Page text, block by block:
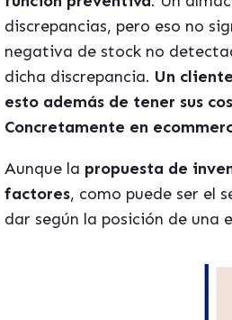
discrepancias, pero eso no
negativa de stock no
dicha discrepancia. Un
esto además de tener sus
Concretamente en
Aunque la propuesta de
factores, como puede ser el
dar según la posición de una